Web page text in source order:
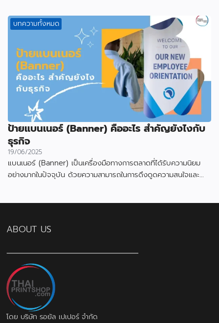
บทความทั้งหมด
ป้ายแบนเนอร์ (Banner) คืออะไร สำคัญยังไงกับ
ธุรกิจ
19/06/2025
แบนเนอร์ (Banner) เป็นเครื่องมือทางการตลาดที่ได้รับความนิยม
อย่างมากในปัจจุบัน ด้วยความสามารถในการดึงดูดความสนใจและ
ABOUT US
โดย บริษัท รอยัล เปเปอร์ จำกัด